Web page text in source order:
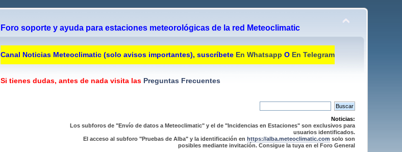
Foro soporte y ayuda para estaciones meteorológicas de la red Meteoclimatic
Canal Noticias Meteoclimatic (solo avisos importantes), suscríbete En Whatsapp O En Telegram
Si tienes dudas, antes de nada visita lasPreguntas Frecuentes
Noticias:
Los subforos de "Envío de datos a Meteoclimatic" y el de "Incidencias en Estaciones" son exclusivos para
usuarios identificados.
El acceso al subforo "Pruebas de Alba" y la identificación en https://alba.meteoclimatic.com solo son
posibles mediante invitación. Consigue la tuya en el Foro General